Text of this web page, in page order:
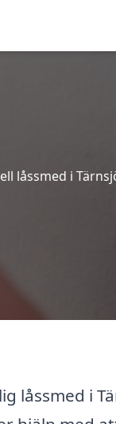
låssmed i
låssmed i